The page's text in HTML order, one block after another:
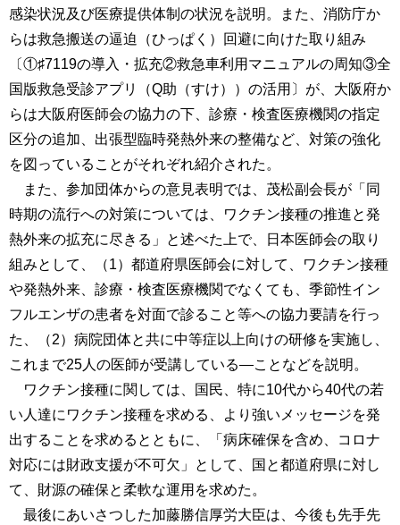
感染状況及び医療提供体制の状況を説明。また、消防庁か
らは救急搬送の逼迫（ひっぱく）回避に向けた取り組み
〔①♯7119の導入・拡充②救急車利用マニュアルの周知③全
国版救急受診アプリ（Q助（すけ））の活用〕が、大阪府か
らは大阪府医師会の協力の下、診療・検査医療機関の指定
区分の追加、出張型臨時発熱外来の整備など、対策の強化
を図っていることがそれぞれ紹介された。
また、参加団体からの意見表明では、茂松副会長が「同
時期の流行への対策については、ワクチン接種の推進と発
熱外来の拡充に尽きる」と述べた上で、日本医師会の取り
組みとして、（1）都道府県医師会に対して、ワクチン接種
や発熱外来、診療・検査医療機関でなくても、季節性イン
フルエンザの患者を対面で診ること等への協力要請を行っ
た、（2）病院団体と共に中等症以上向けの研修を実施し、
これまで25人の医師が受講している―ことなどを説明。
ワクチン接種に関しては、国民、特に10代から40代の若
い人達にワクチン接種を求める、より強いメッセージを発
出することを求めるとともに、「病床確保を含め、コロナ
対応には財政支援が不可欠」として、国と都道府県に対し
て、財源の確保と柔軟な運用を求めた。
最後にあいさつした加藤勝信厚労大臣は、今後も先手先